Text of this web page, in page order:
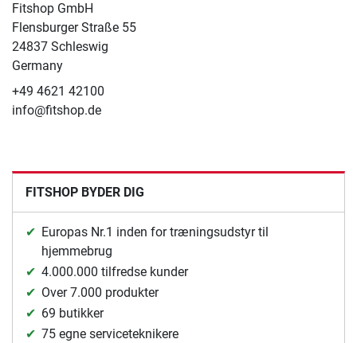
Fitshop GmbH
Flensburger Straße 55
24837 Schleswig
Germany
+49 4621 42100
info@fitshop.de
FITSHOP BYDER DIG
Europas Nr.1 inden for træningsudstyr til
hjemmebrug
4.000.000 tilfredse kunder
Over 7.000 produkter
69 butikker
75 egne serviceteknikere